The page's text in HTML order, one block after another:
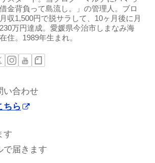
金背負って島流し。」の管理人。ブロ
収1,500円で脱サラして、10ヶ月後に月
万円達成。愛媛県今治市しまなみ海
住。1989年生まれ。
い合わせ
ちら
す
で届きます